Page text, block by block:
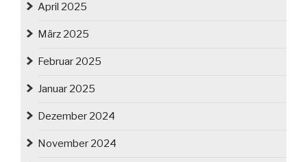
April 2025
März 2025
Februar 2025
Januar 2025
Dezember 2024
November 2024